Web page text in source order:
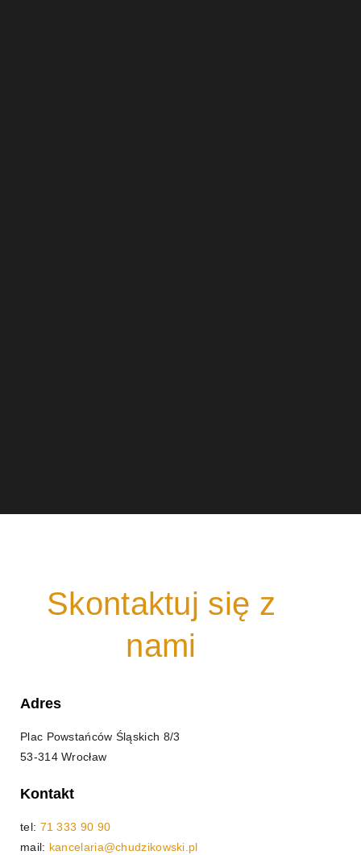
Skontaktuj się z
nami
Adres
Plac Powstańców Śląskich 8/3
53-314 Wrocław
Kontakt
tel: 71 333 90 90
mail: kancelaria@chudzikowski.pl